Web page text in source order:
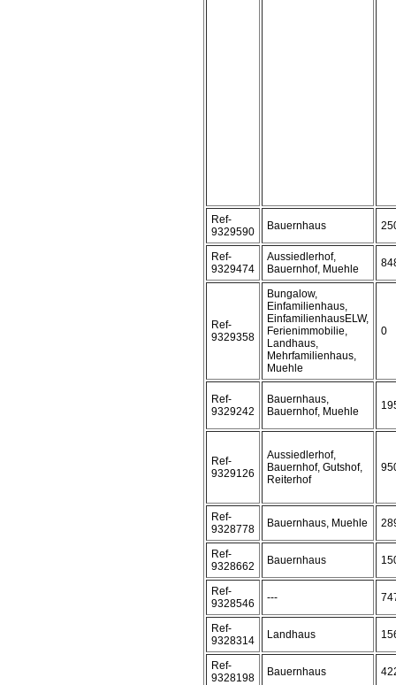
Ref-
9329590
Bauernhaus
Ref-
9329474
Aussiedlerhof,
Bauernhof, Muehle
Ref-
9329358
Bungalow,
Einfamilienhaus,
EinfamilienhausELW,
Ferienimmobilie,
Landhaus,
Mehrfamilienhaus,
Muehle
0
Ref-
9329242
Bauernhaus,
Bauernhof, Muehle
Ref-
9329126
Aussiedlerhof,
Bauernhof, Gutshof,
Reiterhof
Ref-
9328778
Bauernhaus, Muehle
Ref-
9328662
Bauernhaus
Ref-
9328546
---
Ref-
9328314
Landhaus
Ref-
9328198
Bauernhaus